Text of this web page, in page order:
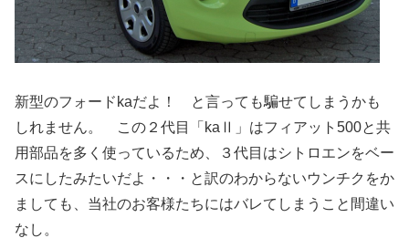
新型のフォードkaだよ！ と言っても騙せてしまうかも
しれません。 この２代目「kaⅡ」はフィアット500と共
用部品を多く使っているため、３代目はシトロエンをベー
スにしたみたいだよ・・・と訳のわからないウンチクをか
ましても、当社のお客様たちにはバレてしまうこと間違い
なし。